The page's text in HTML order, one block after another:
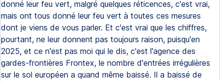
donné leur feu vert, malgré quelques réticences, c'est vrai,
mais ont tous donné leur feu vert à toutes ces mesures
dont je viens de vous parler. Et c'est vrai que les chiffres,
pourtant, ne leur donnent pas toujours raison, puisqu'en
2025, et ce n'est pas moi qui le dis, c'est l'agence des
gardes-frontières Frontex, le nombre d'entrées irrégulières
sur le sol européen a quand même baissé. Il a baissé de